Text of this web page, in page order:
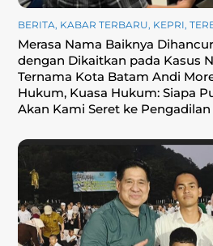
BERITA, KABAR TERBARU, KEPRI,
Merasa Nama Baiknya
dengan Dikaitkan pada Kasus
Ternama Kota Batam Andi
Hukum, Kuasa Hukum: Siapa
Akan Kami Seret ke Pengadilan